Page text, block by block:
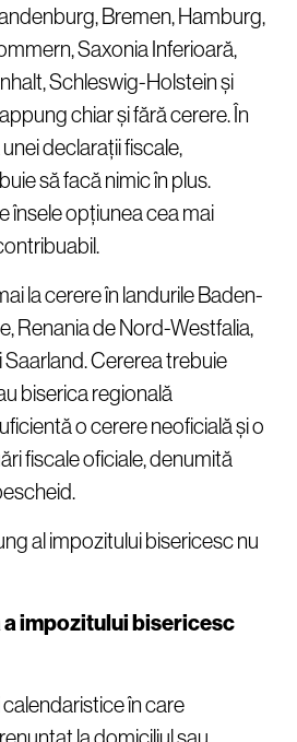
Bremen, Hamburg,
Saxonia Inferioară,
Schleswig-Holstein și
chiar și fără cerere. În
declarații fiscale,
să facă nimic în plus.
însele opțiunea cea mai
la cerere în landurile Baden-
Renania de Nord-Westfalia,
Cererea trebuie
biserica regională
o cerere neoficială și o
fiscale oficiale, denumită
al impozitului bisericesc nu
impozitului bisericesc
calendaristice în care